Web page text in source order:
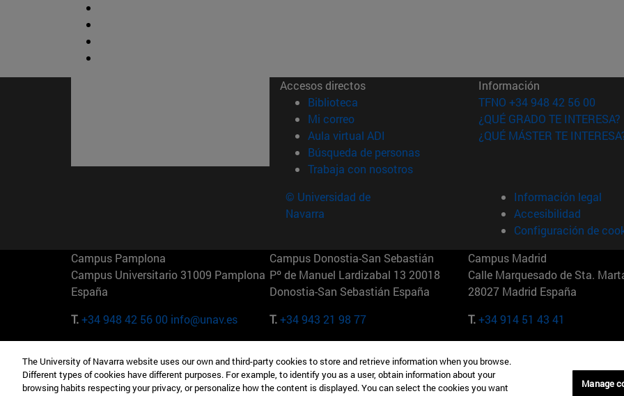
Accesos directos
Biblioteca (abre en nueva ventana)
Mi correo(abre en nueva ventana)
Aula virtual ADI (abre en nueva ventana)
Búsqueda de personas(abre en nueva ventana)
Trabaja con nosotros(abre en nueva ventana)
Información
TFNO +34 948 42 56 00
¿QUÉ GRADO TE INTERESA?
¿QUÉ MÁSTER TE
© Universidad de
Navarra
Información legal
Accesibilidad
Configuración de
Campus Pamplona
Campus Universitario 31009 Pamplona
España
T.+34 948 42 56 00 info@unav.es
Campus Donostia-San Sebastián
Pº de Manuel Lardizabal 13 20018
Donostia-San Sebastián España
T.+34 943 21 98 77
Campus Madrid
Calle Marquesado de Sta.
28027 Madrid España
T.+34 914 51 43 41
Camino del Cerro Águila 3 28023
Madrid España
165 W 57th St 10019-2201 Nueva York
EE.UU
Maria-Theresia-Straße 15
Múnich Alemania
The University of Navarra website uses our own and third-party cookies to store and retrieve information when you browse.
Different types of cookies have different purposes. For example, to identify you as a user, obtain information about your
browsing habits respecting your privacy, or personalize how the content is displayed. You can select the cookies you want
Manage